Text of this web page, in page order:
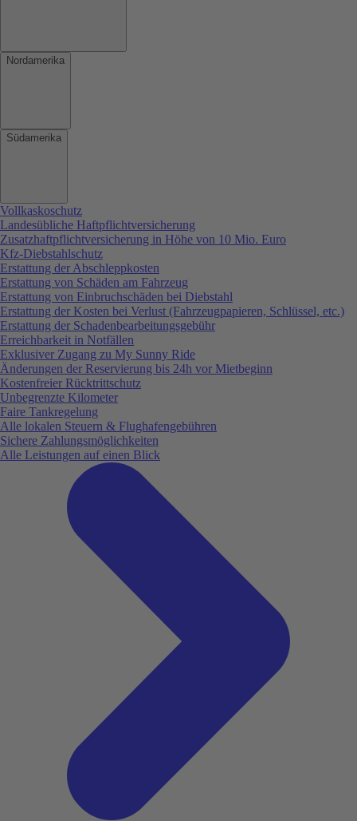
Nordamerika
Südamerika
Vollkaskoschutz
Landesübliche Haftpflichtversicherung
Zusatzhaftpflichtversicherung in Höhe von 10 Mio. Euro
Kfz-Diebstahlschutz
Erstattung der Abschleppkosten
Erstattung von Schäden am Fahrzeug
Erstattung von Einbruchschäden bei Diebstahl
Erstattung der Kosten bei Verlust (Fahrzeugpapieren, Schlüssel, etc.)
Erstattung der Schadenbearbeitungsgebühr
Erreichbarkeit in Notfällen
Exklusiver Zugang zu My Sunny Ride
Änderungen der Reservierung bis 24h vor Mietbeginn
Kostenfreier Rücktrittschutz
Unbegrenzte Kilometer
Faire Tankregelung
Alle lokalen Steuern & Flughafengebühren
Sichere Zahlungsmöglichkeiten
Alle Leistungen auf einen Blick